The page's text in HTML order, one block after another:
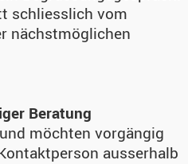
schliesslich vom
nächstmöglichen
Beratung
möchten vorgängig
ausserhalb